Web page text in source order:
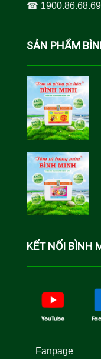
☎︎ 1900.86.68.69
SẢN PHẨM
Hóa Bình
Minh
KẾT NỐI BÌNH
Fanpage